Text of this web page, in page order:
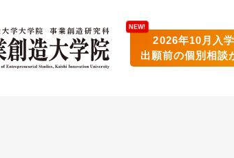
2026年10月入
出願前の個別相談